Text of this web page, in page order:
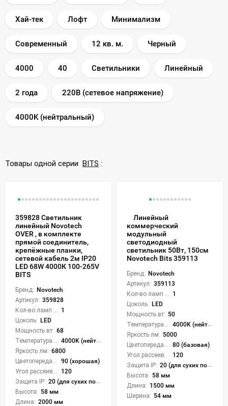
Хай-тек Лофт Минимализм
Современный 12 кв. м. Черный
4000 40 Светильники Линейный
2 года 220В (сетевое напряжение)
4000K (нейтральный)
Товары одной серии BITS :
359828 Светильник
линейный Novotech
OVER , в комплекте
прямой соединитель,
крепёжные планки,
сетевой кабель 2м IP20
LED 68W 4000К 100-265V
BITS
Бренд: Novotech
Артикул: 359828
1
Цоколь: LED
Мощность вт: 68
4000K (нейтральный)
Яркость лм: 6800
90 (хорошая)
120
Защита IP: 20 (для сухих пом.)
Высота: 58 мм
Длина: 2000 мм
Линейный
коммерческий
модульный
светодиодный
светильник 50Вт, 150см
Novotech Bits 359113
Бренд: Novotech
Артикул: 359113
Кол-во ламп или LED: 1
Цоколь: LED
Мощность вт: 50
Температура света:
4000K (нейтральный)
Яркость лм: 5000
Цветопередача (CRI):
80 (базовая)
Угол рассеивания света °:
120
Защита IP: 20 (для сухих пом.)
Высота: 58 мм
Длина: 1500 мм
Ширина: 54 мм